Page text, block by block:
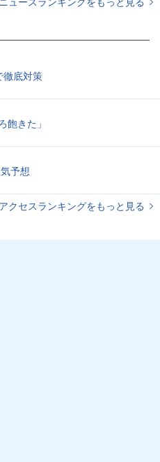
徹底対策
飽きた」
予想
クセスランキングをもっと見る